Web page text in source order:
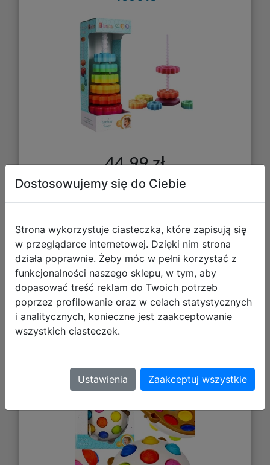
44,99 zł
DO KOSZYKA
Galeria zdjęć
Jeżyk 492809
Dostosowujemy się do Ciebie
Strona wykorzystuje ciasteczka, które zapisują się
w przeglądarce internetowej. Dzięki nim strona
działa poprawnie. Żeby móc w pełni korzystać z
funkcjonalności naszego sklepu, w tym, aby
dopasować treść reklam do Twoich potrzeb
poprzez profilowanie oraz w celach statystycznych
i analitycznych, konieczne jest zaakceptowanie
wszystkich ciasteczek.
Ustawienia Zaakceptuj wszystkie